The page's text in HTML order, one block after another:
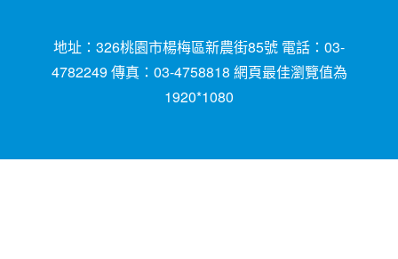
地址：326桃園市楊梅區新農街85號 電話：03-
4782249 傳真：03-4758818 網頁最佳瀏覽值為
1920*1080